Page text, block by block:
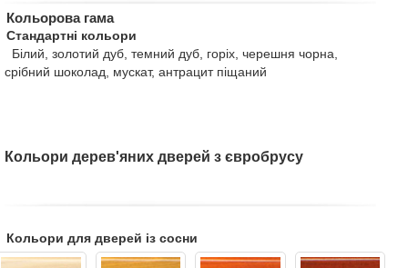
Кольорова гама
Стандартні кольори
Білий, золотий дуб, темний дуб, горіх, черешня чорна,
срібний шоколад, мускат, антрацит піщаний
Кольори дерев'яних дверей з євробрусу
Кольори для дверей із сосни